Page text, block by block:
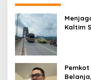
Kaltim